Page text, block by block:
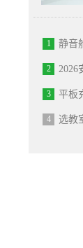
1 静音舱
2 2026安和
3 平板
4 选教